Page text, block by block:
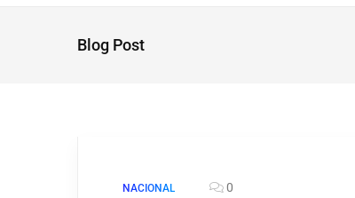
Blog Post
NACIONAL 0